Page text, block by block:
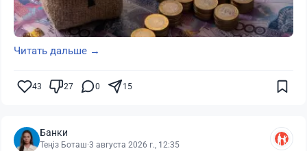
Читать дальше →
43 27 0 15
Банки
Теңіз Боташ·3 августа 2026 г., 12:35